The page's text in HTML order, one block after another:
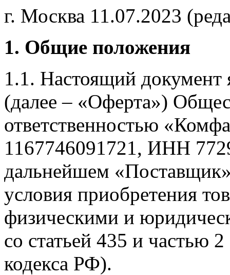
г. Москва 11.07.2023
1. Общие положения
1.1. Настоящий документ
(далее – «Оферта»)
ответственностью
1167746091721, ИНН
дальнейшем
условия приобретения
физическими и
со статьей 435 и частью
кодекса РФ).